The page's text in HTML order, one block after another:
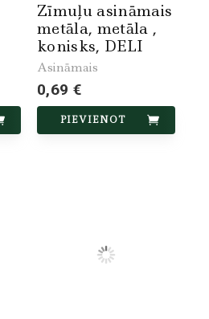
Zīmuļu asināmais
metāla, metāla ,
konisks, DELI
Asināmais
0,69 €
PIEVIENOT